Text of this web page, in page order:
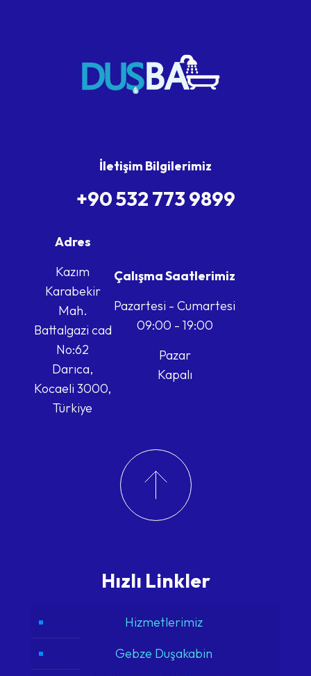
İletişim Bilgilerimiz
+90 532 773 9899
Adres
Kazım
Karabekir
Mah.
Battalgazi cad
No:62
Darıca,
Kocaeli 3000,
Türkiye
Çalışma Saatlerimiz
Pazartesi - Cumartesi
09:00 - 19:00
Pazar
Kapalı
Hızlı Linkler
Hizmetlerimiz
Gebze Duşakabin